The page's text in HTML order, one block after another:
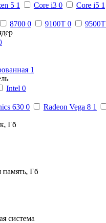
5 1 Core i3 0 Core i5 1
8700 0 9100T 0 9500T
1
Intel 0
630 0 Radeon Vega 8 1
Гб
память, Гб
система